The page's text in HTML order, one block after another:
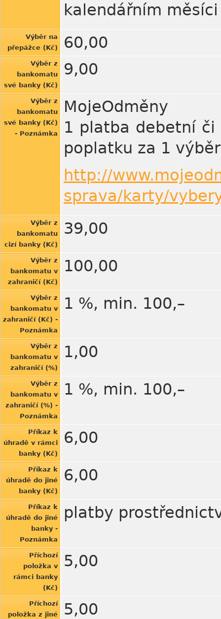
kalendářním měsíci
Výběr na
přepážce (Kč)
60,00
Výběr z
bankomatu
své banky (Kč)
9,00
Výběr z
bankomatu
své banky (Kč)
- Poznámka
MojeOdměny
1 platba debetní
poplatku za 1
http://
sprava/karty/
Výběr z
bankomatu
cizí banky (Kč)
39,00
Výběr z
bankomatu v
zahraničí (Kč)
100,00
Výběr z
bankomatu v
zahraničí (Kč) -
Poznámka
1 %, min. 100,–
Výběr z
bankomatu v
zahraničí (%)
1,00
Výběr z
bankomatu v
zahraničí (%) -
Poznámka
1 %, min. 100,–
Příkaz k
úhradě v rámci
banky (Kč)
6,00
Příkaz k
úhradě do jiné
banky (Kč)
6,00
Příkaz k
úhradě do jiné
banky -
Poznámka
platby
Příchozí
položka v
rámci banky
(Kč)
5,00
Příchozí
položka z jiné
5,00